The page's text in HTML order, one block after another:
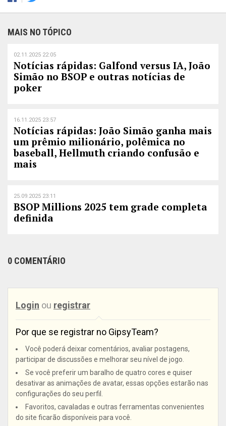
MAIS NO TÓPICO
02.11.2025 22:05
Notícias rápidas: Galfond versus IA, João
Simão no BSOP e outras notícias de
poker
16.11.2025 23:57
Notícias rápidas: João Simão ganha mais
um prêmio milionário, polêmica no
baseball, Hellmuth criando confusão e
mais
25.09.2025 23:11
BSOP Millions 2025 tem grade completa
definida
0 COMENTÁRIO
Login ou registrar
Por que se registrar no GipsyTeam?
Você poderá deixar comentários, avaliar postagens,
participar de discussões e melhorar seu nível de jogo.
Se você preferir um baralho de quatro cores e quiser
desativar as animações de avatar, essas opções estarão nas
configurações do seu perfil.
Favoritos, cavaladas e outras ferramentas convenientes
do site ficarão disponíveis para você.